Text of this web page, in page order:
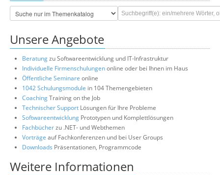
Unsere Angebote
Beratungzu Softwareentwicklung und IT-Infrastruktur
Individuelle Firmenschulungenonline oder bei Ihnen im Haus
Öffentliche Seminare online
1042 Schulungsmodule in 104 Themengebieten
CoachingTraining on the Job
Technischer Support Lösungen für Ihre Probleme
Softwareentwicklung Prototypen und Komplettlösungen
Fachbücherzu .NET- und Webthemen
Vorträge auf Fachkonferenzen und bei User Groups
Downloads Präsentationen, Programmcode
Weitere Informationen